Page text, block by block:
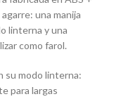
una manija
linterna y una
como farol.
su modo linterna:
para largas